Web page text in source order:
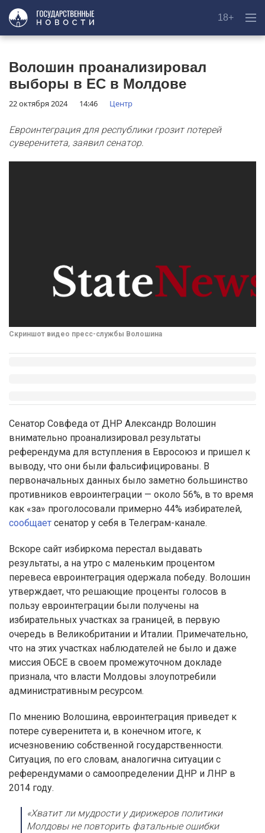
18+
Волошин проанализировал
выборы в ЕС в Молдове
22 октября 2024 14:46 Центр
Евроинтеграция для республики грозит потерей
суверенитета, заявил сенатор.
Скриншот видео пресс-службы Волошина
Сенатор Совфеда от ДНР Александр Волошин
внимательно проанализировал результаты
референдума для вступления в Евросоюз и пришел к
выводу, что они были фальсифицированы. В
первоначальных данных было заметно большинство
противников евроинтеграции — около 56%, в то время
как «за» проголосовали примерно 44% избирателей,
сообщает сенатор у себя в Телеграм-канале.
Вскоре сайт избиркома перестал выдавать
результаты, а на утро с маленьким процентом
перевеса евроинтеграция одержала победу. Волошин
утверждает, что решающие проценты голосов в
пользу евроинтеграции были получены на
избирательных участках за границей, в первую
очередь в Великобритании и Италии. Примечательно,
что на этих участках наблюдателей не было и даже
миссия ОБСЕ в своем промежуточном докладе
признала, что власти Молдовы злоупотребили
административным ресурсом.
По мнению Волошина, евроинтеграция приведет к
потере суверенитета и, в конечном итоге, к
исчезновению собственной государственности.
Ситуация, по его словам, аналогична ситуации с
референдумами о самоопределении ДНР и ЛНР в
2014 году.
«Хватит ли мудрости у дирижеров политики
Молдовы не повторить фатальные ошибки